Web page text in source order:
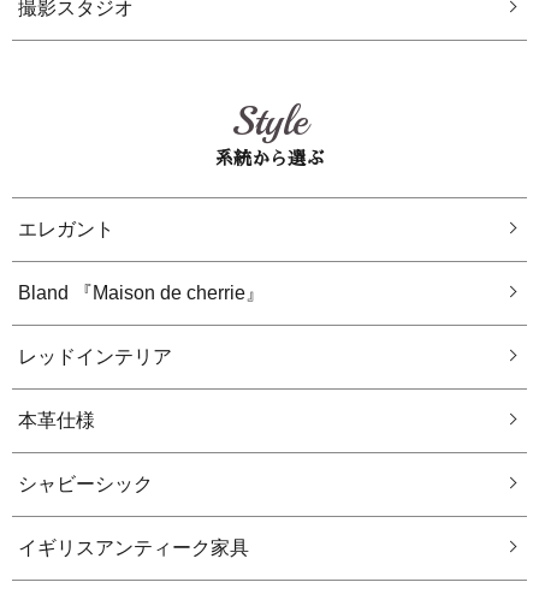
撮影スタジオ
Style
系統から選ぶ
エレガント
Bland 『Maison de cherrie』
レッドインテリア
本革仕様
シャビーシック
イギリスアンティーク家具